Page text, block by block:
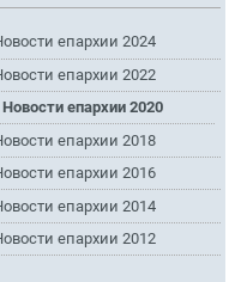
епархии 2024
епархии 2022
Новости епархии 2020
епархии 2018
епархии 2016
епархии 2014
епархии 2012